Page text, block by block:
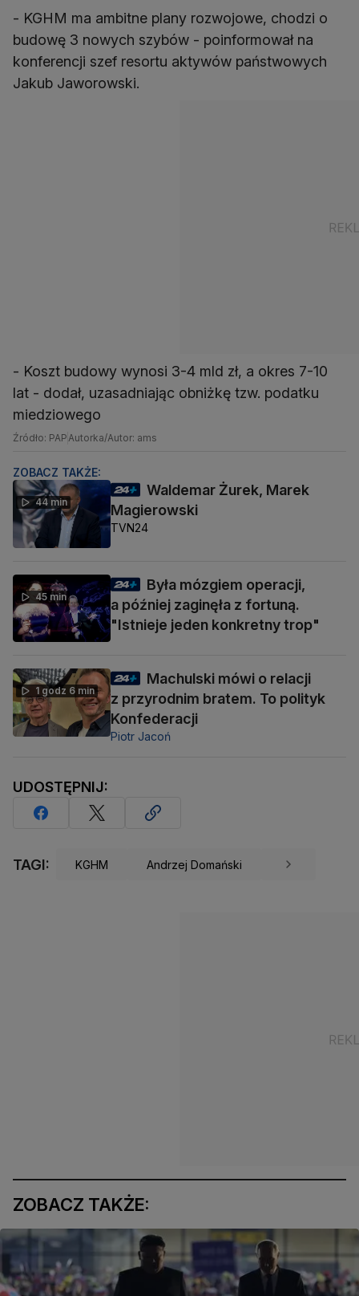
- KGHM ma ambitne plany rozwojowe, chodzi o
budowę 3 nowych szybów - poinformował na
konferencji szef resortu aktywów państwowych
Jakub Jaworowski.
- Koszt budowy wynosi 3-4 mld zł, a okres 7-10
lat - dodał, uzasadniając obniżkę tzw. podatku
miedziowego
Źródło: PAPAutorka/Autor: ams
ZOBACZ TAKŻE:
44 min
Waldemar Żurek, Marek
Magierowski
TVN24
45 min
Była mózgiem operacji,
a później zaginęła z fortuną.
"Istnieje jeden konkretny trop"
1 godz 6 min
Machulski mówi o relacji
z przyrodnim bratem. To polityk
Konfederacji
Piotr Jacoń
UDOSTĘPNIJ:
TAGI: KGHM Andrzej Domański
ZOBACZ TAKŻE: